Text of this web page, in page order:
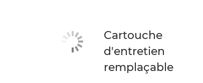
Cartouche
d'entretien
remplaçable